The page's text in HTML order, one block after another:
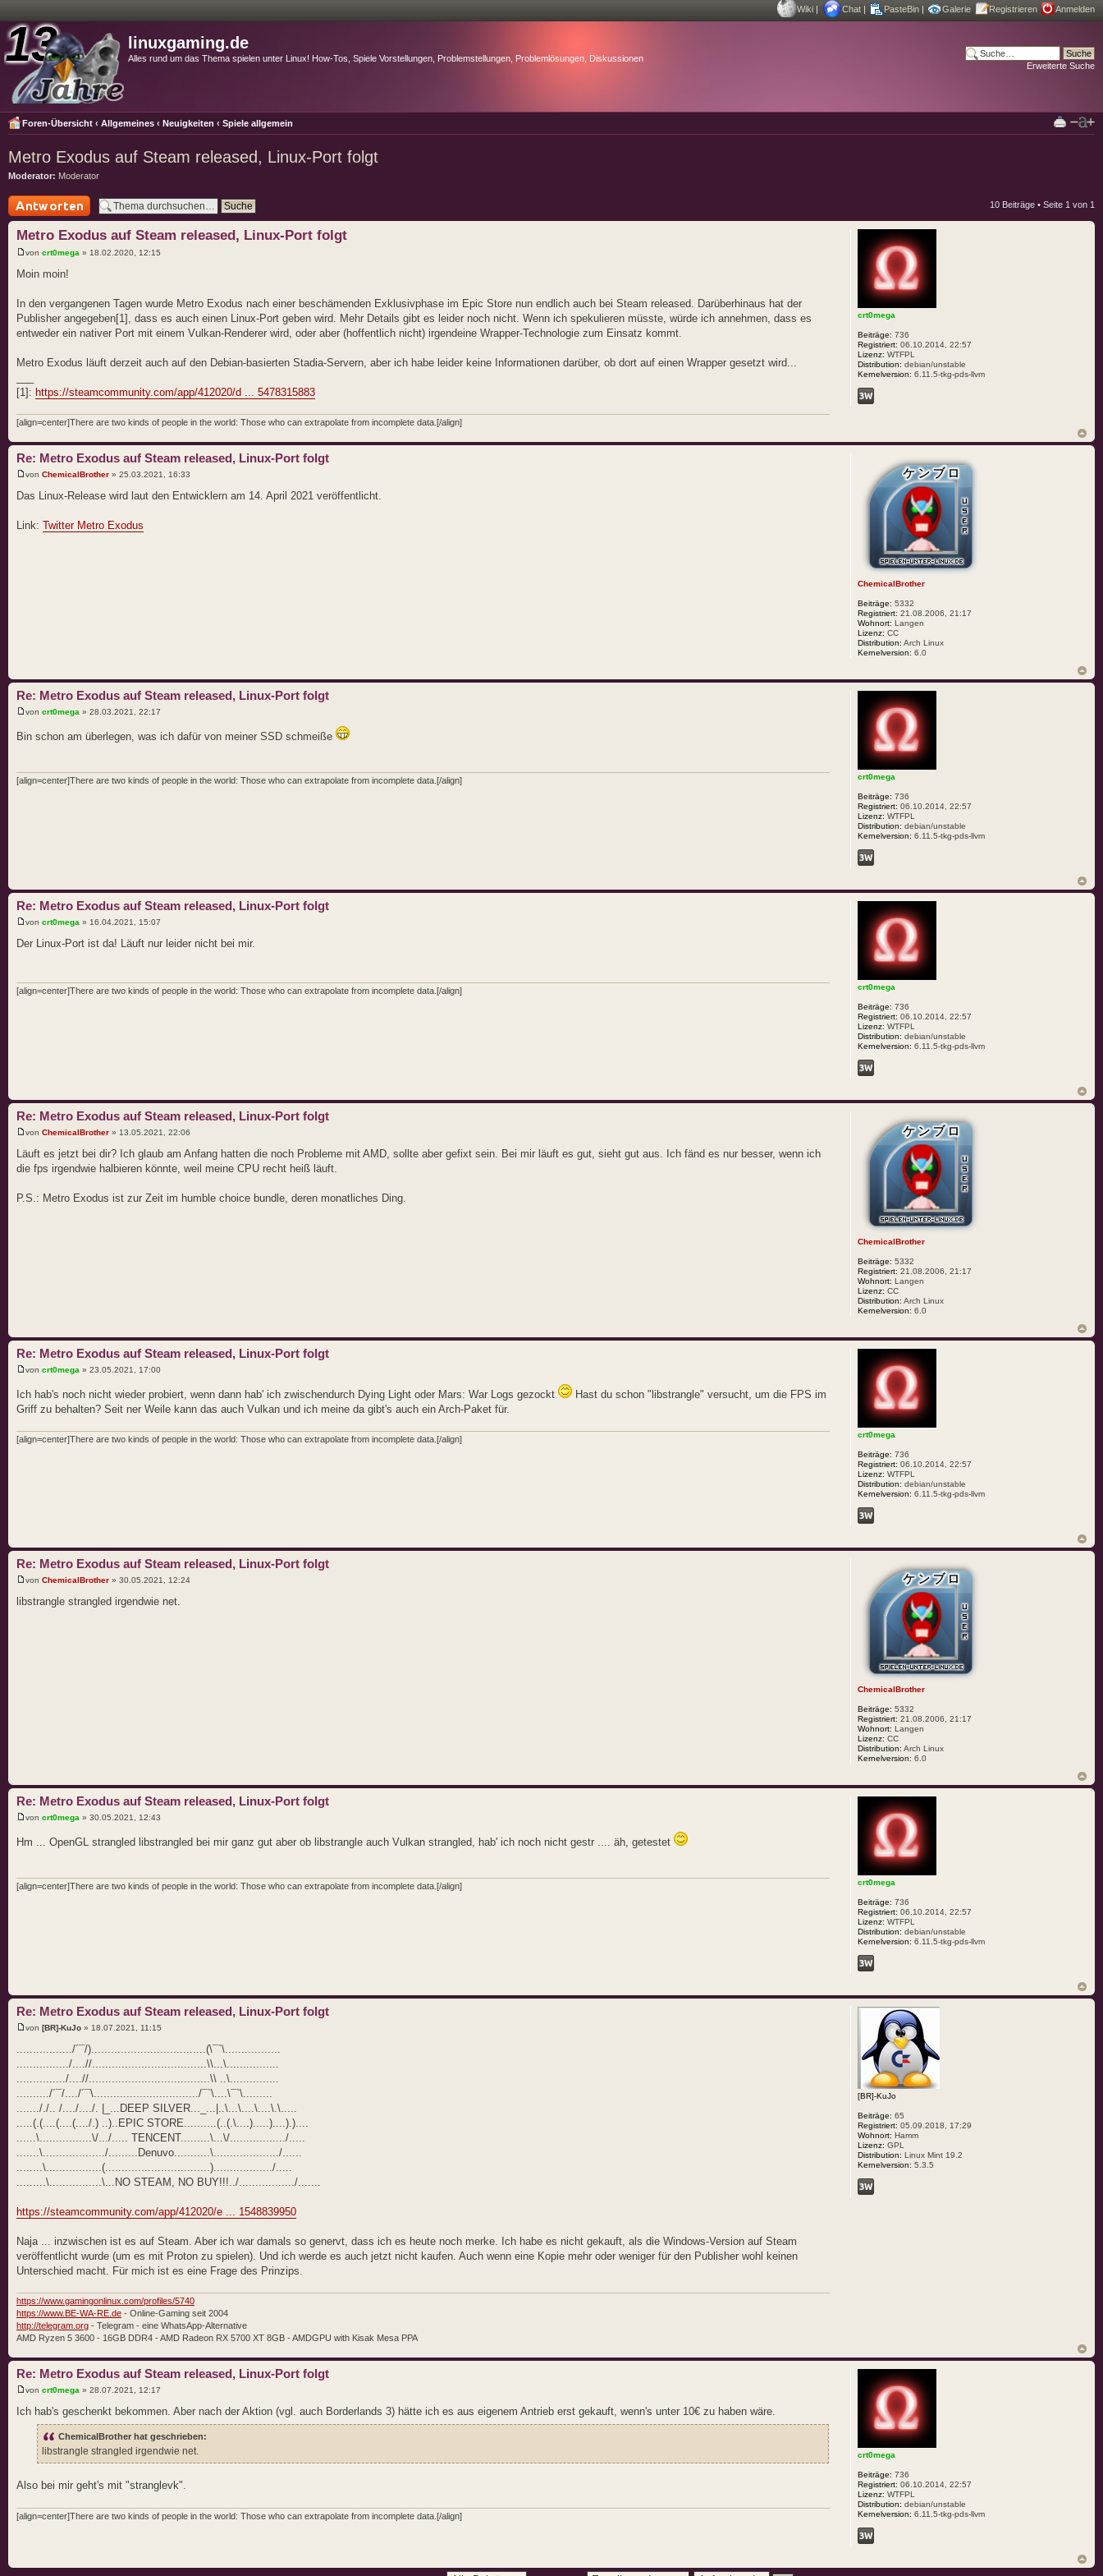
Wiki | Chat | PasteBin | Galerie Registrieren Anmelden
linuxgaming.de
Alles rund um das Thema spielen unter Linux! How-Tos, Spiele Vorstellungen, Problemstellungen, Problemlösungen, Diskussionen
Erweiterte Suche
Foren-Übersicht ‹ Allgemeines ‹ Neuigkeiten ‹ Spiele allgemein
Metro Exodus auf Steam released, Linux-Port folgt
Moderator: Moderator
Antwort schreiben
10 Beiträge • Seite 1 von 1
Metro Exodus auf Steam released, Linux-Port folgt
von crt0mega » 18.02.2020, 12:15
Moin moin!
In den vergangenen Tagen wurde Metro Exodus nach einer beschämenden Exklusivphase im Epic Store nun endlich auch bei Steam released. Darüberhinaus hat der
Publisher angegeben[1], dass es auch einen Linux-Port geben wird. Mehr Details gibt es leider noch nicht. Wenn ich spekulieren müsste, würde ich annehmen, dass es
entweder ein nativer Port mit einem Vulkan-Renderer wird, oder aber (hoffentlich nicht) irgendeine Wrapper-Technologie zum Einsatz kommt.
Metro Exodus läuft derzeit auch auf den Debian-basierten Stadia-Servern, aber ich habe leider keine Informationen darüber, ob dort auf einen Wrapper gesetzt wird...
[1]: https://steamcommunity.com/app/412020/d ... 5478315883
[align=center]There are two kinds of people in the world: Those who can extrapolate from incomplete data.[/align]
crt0mega
Beiträge: 736
Registriert: 06.10.2014, 22:57
Lizenz: WTFPL
Distribution: debian/unstable
Kernelversion: 6.11.5-tkg-pds-llvm
Re: Metro Exodus auf Steam released, Linux-Port folgt
von ChemicalBrother » 25.03.2021, 16:33
Das Linux-Release wird laut den Entwicklern am 14. April 2021 veröffentlicht.
Link: Twitter Metro Exodus
ChemicalBrother
Beiträge: 5332
Registriert: 21.08.2006, 21:17
Wohnort: Langen
Lizenz: CC
Distribution: Arch Linux
Kernelversion: 6.0
Re: Metro Exodus auf Steam released, Linux-Port folgt
von crt0mega » 28.03.2021, 22:17
Bin schon am überlegen, was ich dafür von meiner SSD schmeiße
[align=center]There are two kinds of people in the world: Those who can extrapolate from incomplete data.[/align] crt0mega
Beiträge: 736
Registriert: 06.10.2014, 22:57
Lizenz: WTFPL
Distribution: debian/unstable
Kernelversion: 6.11.5-tkg-pds-llvm
Re: Metro Exodus auf Steam released, Linux-Port folgt
von crt0mega » 16.04.2021, 15:07
Der Linux-Port ist da! Läuft nur leider nicht bei mir.
[align=center]There are two kinds of people in the world: Those who can extrapolate from incomplete data.[/align] crt0mega
Beiträge: 736
Registriert: 06.10.2014, 22:57
Lizenz: WTFPL
Distribution: debian/unstable
Kernelversion: 6.11.5-tkg-pds-llvm
Re: Metro Exodus auf Steam released, Linux-Port folgt
von ChemicalBrother » 13.05.2021, 22:06
Läuft es jetzt bei dir? Ich glaub am Anfang hatten die noch Probleme mit AMD, sollte aber gefixt sein. Bei mir läuft es gut, sieht gut aus. Ich fänd es nur besser, wenn ich
die fps irgendwie halbieren könnte, weil meine CPU recht heiß läuft.
P.S.: Metro Exodus ist zur Zeit im humble choice bundle, deren monatliches Ding.
ChemicalBrother
Beiträge: 5332
Registriert: 21.08.2006, 21:17
Wohnort: Langen
Lizenz: CC
Distribution: Arch Linux
Kernelversion: 6.0
Re: Metro Exodus auf Steam released, Linux-Port folgt
von crt0mega » 23.05.2021, 17:00
Ich hab's noch nicht wieder probiert, wenn dann hab' ich zwischendurch Dying Light oder Mars: War Logs gezockt
Hast du schon "libstrangle" versucht, um die FPS im
Griff zu behalten? Seit ner Weile kann das auch Vulkan und ich meine da gibt's auch ein Arch-Paket für.
[align=center]There are two kinds of people in the world: Those who can extrapolate from incomplete data.[/align] crt0mega
Beiträge: 736
Registriert: 06.10.2014, 22:57
Lizenz: WTFPL
Distribution: debian/unstable
Kernelversion: 6.11.5-tkg-pds-llvm
Re: Metro Exodus auf Steam released, Linux-Port folgt
von ChemicalBrother » 30.05.2021, 12:24
libstrangle strangled irgendwie net.
ChemicalBrother
Beiträge: 5332
Registriert: 21.08.2006, 21:17
Wohnort: Langen
Lizenz: CC
Distribution: Arch Linux
Kernelversion: 6.0
Re: Metro Exodus auf Steam released, Linux-Port folgt
von crt0mega » 30.05.2021, 12:43
Hm ... OpenGL strangled libstrangled bei mir ganz gut aber ob libstrangle auch Vulkan strangled, hab' ich noch nicht gestr .... äh, getestet
[align=center]There are two kinds of people in the world: Those who can extrapolate from incomplete data.[/align] crt0mega
Beiträge: 736
Registriert: 06.10.2014, 22:57
Lizenz: WTFPL
Distribution: debian/unstable
Kernelversion: 6.11.5-tkg-pds-llvm
Re: Metro Exodus auf Steam released, Linux-Port folgt
von [BR]-KuJo » 18.07.2021, 11:15
................./´¯/)...................................(\¯`\.................
................/....//...................................\\...\................
.............../....//.....................................\\ ..\...............
........../´¯/..../´¯\................................/¯`\....\¯`\.........
......././.. /..../..../. |_...DEEP SILVER..._...|..\...\....\....\.\.....
.....(.(....(....(..../.) ..)..EPIC STORE..........(..(.\....).....)....).)....
......\................\/.../..... TENCENT.........\...\/................./.....
.......\.................../.........Denuvo...........\..................../......
........\.................(................................)................../.....
.........\................\...NO STEAM, NO BUY!!!../................./.......
https://steamcommunity.com/app/412020/e ... 1548839950
Naja ... inzwischen ist es auf Steam. Aber ich war damals so genervt, dass ich es heute noch merke. Ich habe es nicht gekauft, als die Windows-Version auf Steam
veröffentlicht wurde (um es mit Proton zu spielen). Und ich werde es auch jetzt nicht kaufen. Auch wenn eine Kopie mehr oder weniger für den Publisher wohl keinen
Unterschied macht. Für mich ist es eine Frage des Prinzips.
https://www.gamingonlinux.com/profiles/5740
https://www.BE-WA-RE.de - Online-Gaming seit 2004
http://telegram.org - Telegram - eine WhatsApp-Alternative
AMD Ryzen 5 3600 - 16GB DDR4 - AMD Radeon RX 5700 XT 8GB - AMDGPU with Kisak Mesa PPA
[BR]-KuJo
Beiträge: 65
Registriert: 05.09.2018, 17:29
Wohnort: Hamm
Lizenz: GPL
Distribution: Linux Mint 19.2
Kernelversion: 5.3.5
Re: Metro Exodus auf Steam released, Linux-Port folgt
von crt0mega » 28.07.2021, 12:17
Ich hab's geschenkt bekommen. Aber nach der Aktion (vgl. auch Borderlands 3) hätte ich es aus eigenem Antrieb erst gekauft, wenn's unter 10€ zu haben wäre.
ChemicalBrother hat geschrieben:
libstrangle strangled irgendwie net.
Also bei mir geht's mit "stranglevk".
[align=center]There are two kinds of people in the world: Those who can extrapolate from incomplete data.[/align]
crt0mega
Beiträge: 736
Registriert: 06.10.2014, 22:57
Lizenz: WTFPL
Distribution: debian/unstable
Kernelversion: 6.11.5-tkg-pds-llvm